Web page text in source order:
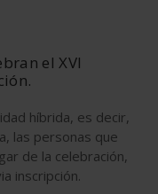
el XVI
híbrida, es decir,
las personas que
de la celebración,
inscripción.